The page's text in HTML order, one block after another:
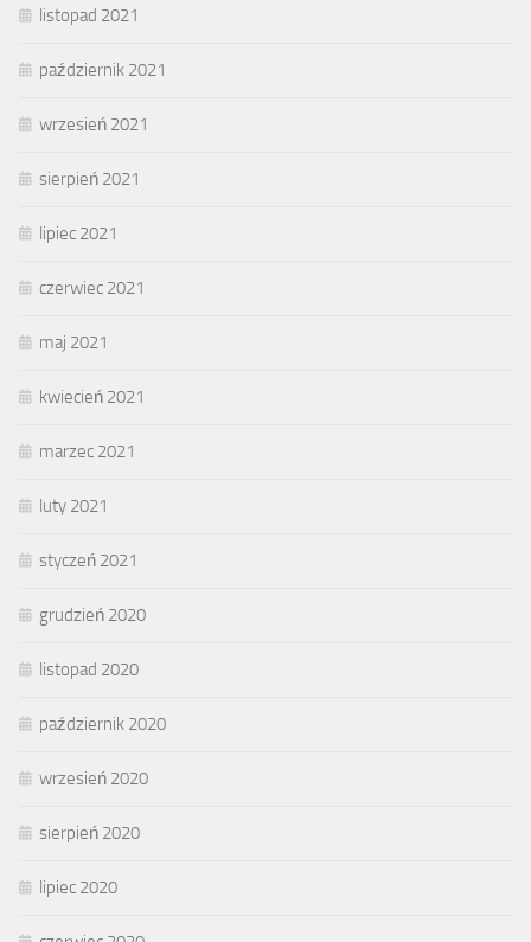
listopad 2021
październik 2021
wrzesień 2021
sierpień 2021
lipiec 2021
czerwiec 2021
maj 2021
kwiecień 2021
marzec 2021
luty 2021
styczeń 2021
grudzień 2020
listopad 2020
październik 2020
wrzesień 2020
sierpień 2020
lipiec 2020